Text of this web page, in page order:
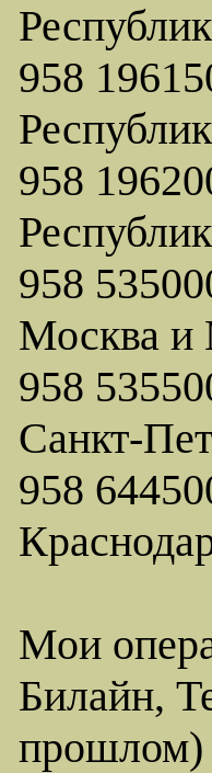
958
958
958
Москва и
958
Санкт-
958
Мои
Билайн,
прошлом)